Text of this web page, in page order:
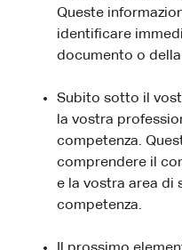
Queste
identificare
documento o
Subito sotto il
la vostra
competenza.
comprendere il
e la vostra area di
competenza.